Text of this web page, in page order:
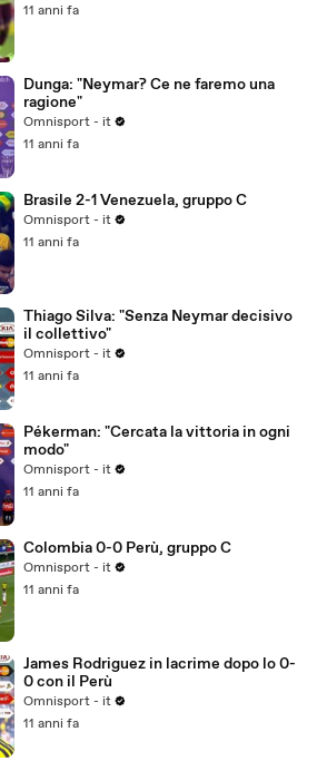
11 anni fa
Dunga: "Neymar? Ce ne faremo una
ragione"
Omnisport - it
11 anni fa
Brasile 2-1 Venezuela, gruppo C
Omnisport - it
11 anni fa
Thiago Silva: "Senza Neymar decisivo
il collettivo"
Omnisport - it
11 anni fa
Pékerman: "Cercata la vittoria in ogni
modo"
Omnisport - it
11 anni fa
Colombia 0-0 Perù, gruppo C
Omnisport - it
11 anni fa
James Rodriguez in lacrime dopo lo 0-
0 con il Perù
Omnisport - it
11 anni fa